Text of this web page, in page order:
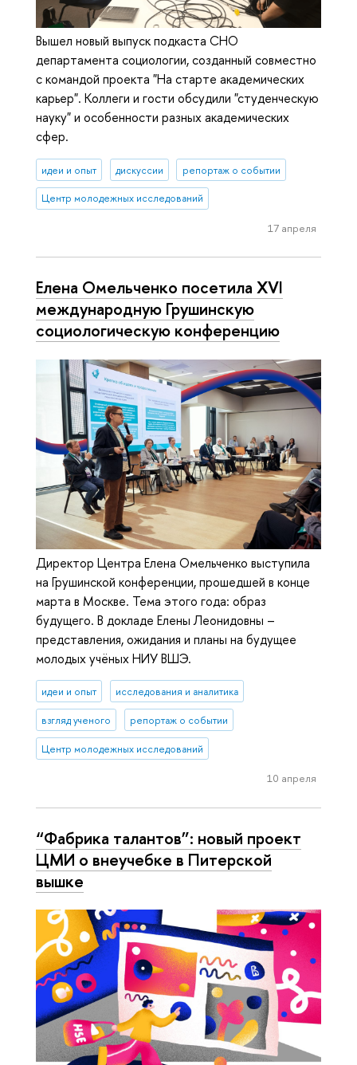
Вышел новый выпуск подкаста СНО
департамента социологии, созданный совместно
с командой проекта "На старте академических
карьер". Коллеги и гости обсудили "студенческую
науку" и особенности разных академических
сфер.
идеи и опыт дискуссии репортаж о событии
Центр молодежных исследований
17 апреля
Елена Омельченко посетила XVI
международную Грушинскую
социологическую конференцию
Директор Центра Елена Омельченко выступила
на Грушинской конференции, прошедшей в конце
марта в Москве. Тема этого года: образ
будущего. В докладе Елены Леонидовны –
представления, ожидания и планы на будущее
молодых учёных НИУ ВШЭ.
идеи и опыт исследования и аналитика
взгляд ученого репортаж о событии
Центр молодежных исследований
10 апреля
“Фабрика талантов”: новый проект
ЦМИ о внеучебке в Питерской
вышке